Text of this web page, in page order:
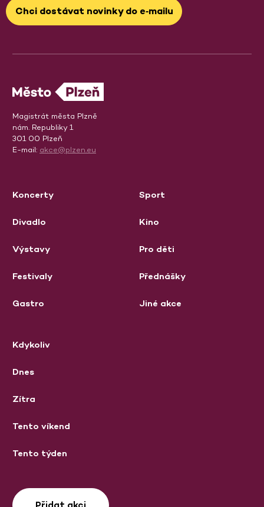
Chci dostávat novinky do e‑mailu
Magistrát města Plzně
nám. Republiky 1
301 00 Plzeň
E-mail: akce@plzen.eu
Koncerty
Divadlo
Výstavy
Festivaly
Gastro
Sport
Kino
Pro děti
Přednášky
Jiné akce
Kdykoliv
Dnes
Zítra
Tento víkend
Tento týden